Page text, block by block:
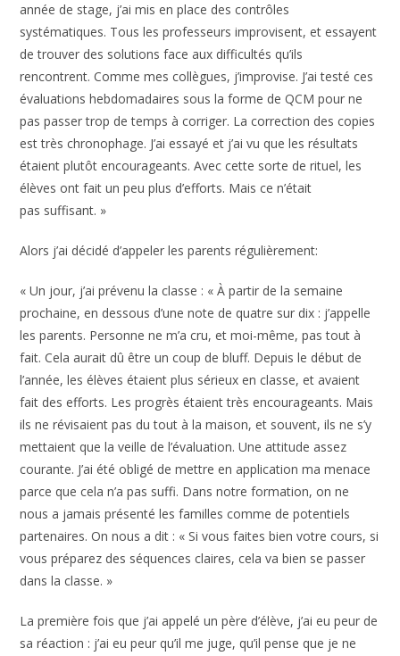
année de stage, j’ai mis en place des contrôles
systématiques. Tous les professeurs improvisent, et essayent
de trouver des solutions face aux difficultés qu’ils
rencontrent. Comme mes collègues, j’improvise. J’ai testé ces
évaluations hebdomadaires sous la forme de QCM pour ne
pas passer trop de temps à corriger. La correction des copies
est très chronophage. J’ai essayé et j’ai vu que les résultats
étaient plutôt encourageants. Avec cette sorte de rituel, les
élèves ont fait un peu plus d’efforts. Mais ce n’était
pas suffisant. »
Alors j’ai décidé d’appeler les parents régulièrement:
« Un jour, j’ai prévenu la classe : « À partir de la semaine
prochaine, en dessous d’une note de quatre sur dix : j’appelle
les parents. Personne ne m’a cru, et moi-même, pas tout à
fait. Cela aurait dû être un coup de bluff. Depuis le début de
l’année, les élèves étaient plus sérieux en classe, et avaient
fait des efforts. Les progrès étaient très encourageants. Mais
ils ne révisaient pas du tout à la maison, et souvent, ils ne s’y
mettaient que la veille de l’évaluation. Une attitude assez
courante. J’ai été obligé de mettre en application ma menace
parce que cela n’a pas suffi. Dans notre formation, on ne
nous a jamais présenté les familles comme de potentiels
partenaires. On nous a dit : « Si vous faites bien votre cours, si
vous préparez des séquences claires, cela va bien se passer
dans la classe. »
La première fois que j’ai appelé un père d’élève, j’ai eu peur de
sa réaction : j’ai eu peur qu’il me juge, qu’il pense que je ne